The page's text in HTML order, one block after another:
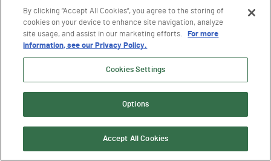
Settore
By clicking “Accept All Cookies”, you agree to the storing of
cookies on your device to enhance site navigation, analyze
site usage, and assist in our marketing efforts.
For more
information, see our Privacy Policy.
Cookies Settings
Options
Accept All Cookies